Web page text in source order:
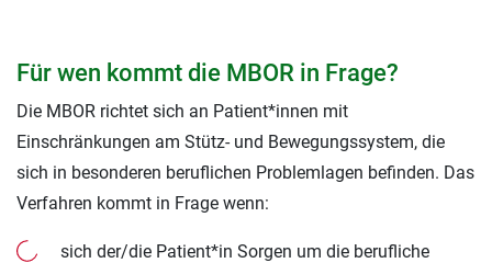
Für wen kommt die MBOR in Frage?
Die MBOR richtet sich an Patient*innen mit
Einschränkungen am Stütz- und Bewegungssystem, die
sich in besonderen beruflichen Problemlagen befinden. Das
Verfahren kommt in Frage wenn:
sich der/die Patient*in Sorgen um die berufliche